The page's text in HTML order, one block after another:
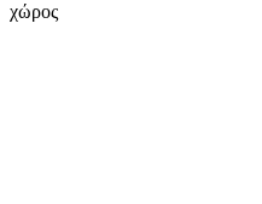
χώρος